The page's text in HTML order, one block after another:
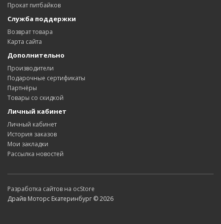
Прокат питбайков
Служба поддержки
Возврат товара
Карта сайта
Дополнительно
Производители
Подарочные сертификаты
Партнёры
Товары со скидкой
Личный кабинет
Личный кабинет
История заказов
Мои закладки
Рассылка новостей
Разработка сайтов на ocStore
Драйв Моторс Екатеринбург © 2026